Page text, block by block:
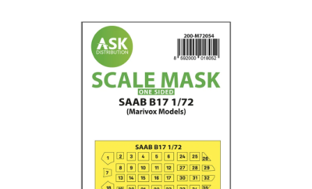
DOPLŇKY K MODELŮM
BARVY A POMŮCKY
SKY RIDERS COFFEE